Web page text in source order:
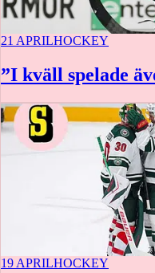
21 APRILHOCKEY
”I kväll spelade
19 APRILHOCKEY